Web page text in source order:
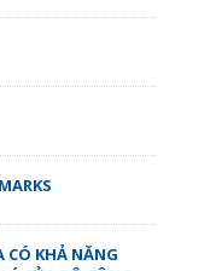
CÓ KHẢ NĂNG